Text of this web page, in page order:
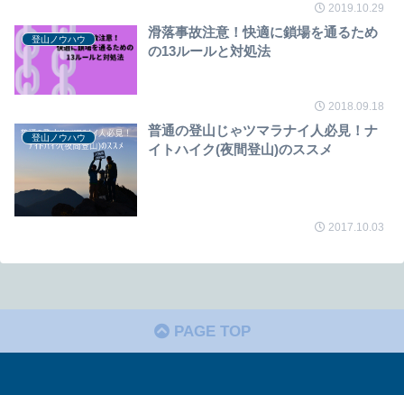
2019.10.29
登山ノウハウ
滑落事故注意！快適に鎖場を通るため
の13ルールと対処法
2018.09.18
登山ノウハウ
普通の登山じゃツマラナイ人必見！ナ
イトハイク(夜間登山)のススメ
2017.10.03
PAGE TOP